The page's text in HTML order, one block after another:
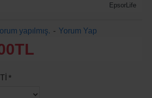
EpsorLife
yapılmış. - Yorum Yap